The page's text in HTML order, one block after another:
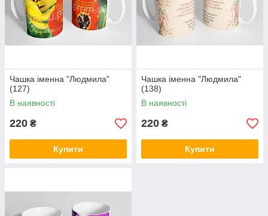
Чашка іменна "Людмила"
(127)
В наявності
220 ₴
Купити
Чашка іменна "Людмила"
(138)
В наявності
220 ₴
Купити